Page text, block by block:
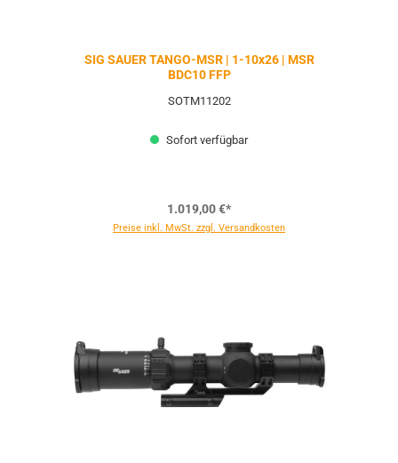
SIG SAUER TANGO-MSR | 1-10x26 | MSR
BDC10 FFP
SOTM11202
Sofort verfügbar
1.019,00 €*
Preise inkl. MwSt. zzgl. Versandkosten